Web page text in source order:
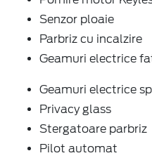
Senzor ploaie
Parbriz cu incalzire
Geamuri electrice
Geamuri electrice
Privacy glass
Stergatoare parbriz
Pilot automat